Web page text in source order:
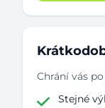
Chrání vás
Stejné